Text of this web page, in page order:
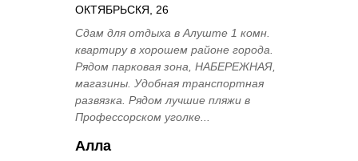
ОКТЯБРЬСКЯ, 26
Сдам для отдыха в Алуште 1 комн.
квартиру в хорошем районе города.
Рядом парковая зона, НАБЕРЕЖНАЯ,
магазины. Удобная транспортная
развязка. Рядом лучшие пляжи в
Профессорском уголке...
Алла